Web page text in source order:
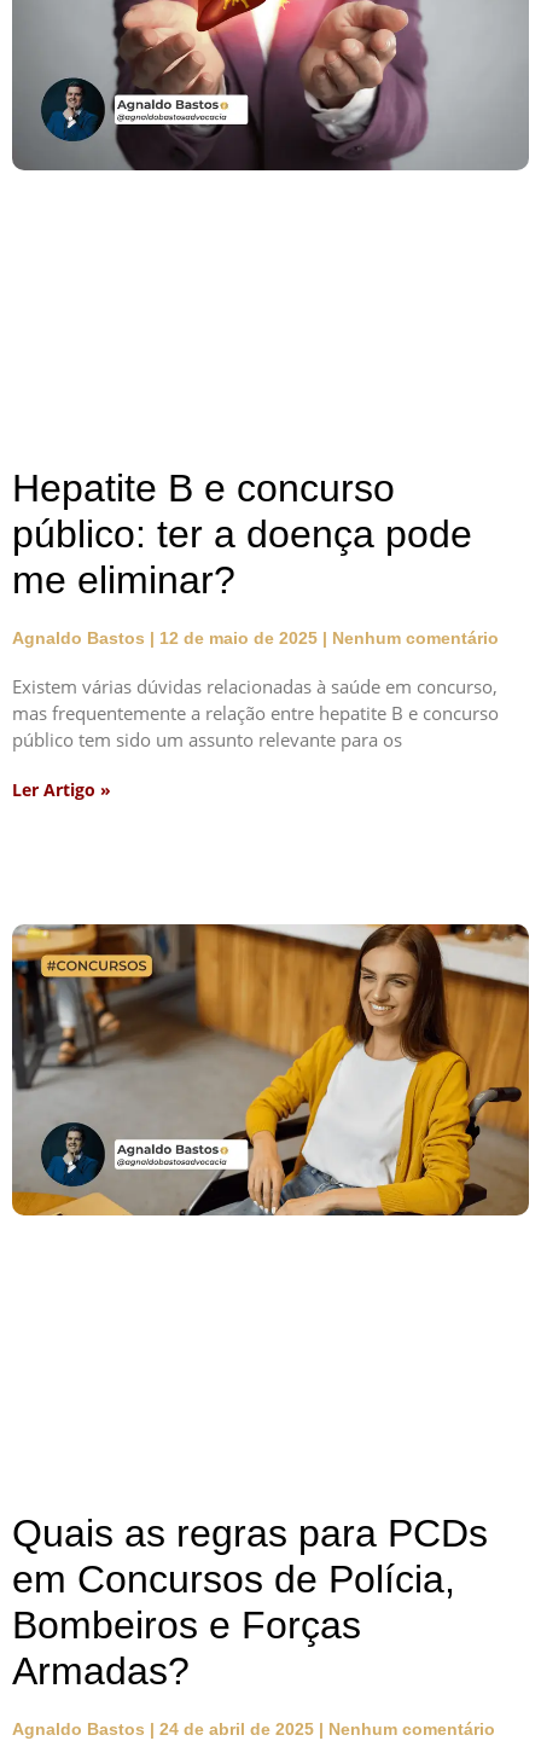
Hepatite B e concurso
público: ter a doença pode
me eliminar?
Agnaldo Bastos 12 de maio de 2025 Nenhum comentário
Existem várias dúvidas relacionadas à saúde em concurso,
mas frequentemente a relação entre hepatite B e concurso
público tem sido um assunto relevante para os
Ler Artigo »
Quais as regras para PCDs
em Concursos de Polícia,
Bombeiros e Forças
Armadas?
Agnaldo Bastos 24 de abril de 2025 Nenhum comentário